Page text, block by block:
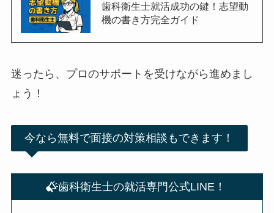
歯科衛生士就活成功の鍵！志望動
機の書き方完全ガイド
迷ったら、プロのサポートを受けながら進めまし
ょう！
今なら無料で面接の対策相談もできます！
歯科衛生士の就活専門公式LINE！